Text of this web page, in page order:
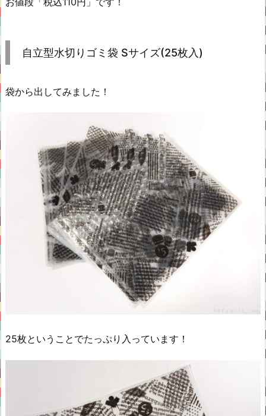
自立型水切りゴミ袋 Sサイズ(25枚入)
袋から出してみました！
25枚ということでたっぷり入っています！